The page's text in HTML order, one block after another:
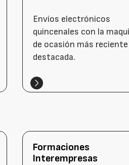
Envíos electrónicos
quincenales con la
de ocasión más
destacada.
Formaciones
Interempresas